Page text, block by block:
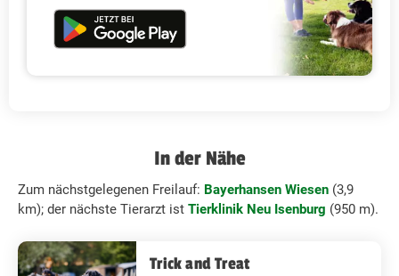
In der Nähe
Zum nächstgelegenen Freilauf: Bayerhansen Wiesen (3,9
km); der nächste Tierarzt ist Tierklinik Neu Isenburg (950 m).
Trick and Treat